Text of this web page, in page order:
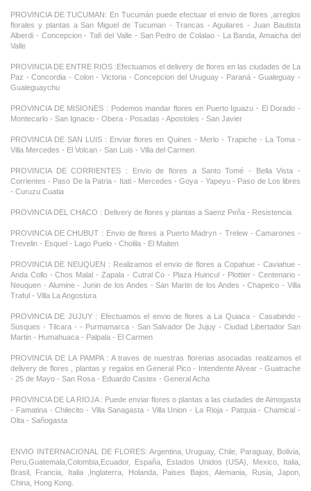
PROVINCIA DE TUCUMAN: En Tucumán puede efectuar el envio de flores ,arreglos
florales y plantas a San Miguel de Tucuman - Trancas - Aguilares - Juan Bautista
Alberdi - Concepcion - Tafi del Valle - San Pedro de Colalao - La Banda, Amaicha del
Valle
PROVINCIA DE ENTRE RIOS :Efectuamos el delivery de flores en las ciudades de La
Paz - Concordia - Colon - Victoria - Concepcion del Uruguay - Paraná - Gualeguay -
Gualeguaychu
PROVINCIA DE MISIONES : Podemos mandar flores en Puerto Iguazu - El Dorado -
Montecarlo - San Ignacio - Obera - Posadas - Apostoles - San Javier
PROVINCIA DE SAN LUIS : Enviar flores en Quines - Merlo - Trapiche - La Toma -
Villa Mercedes - El Volcan - San Luis - Villa del Carmen
PROVINCIA DE CORRIENTES : Envio de flores a Santo Tomé - Bella Vista -
Corrientes - Paso De la Patria - Itati - Mercedes - Goya - Yapeyu - Paso de Los libres
- Curuzu Cuatia
PROVINCIA DEL CHACO : Delivery de flores y plantas a Saenz Peña - Resistencia
PROVINCIA DE CHUBUT : Envio de flores a Puerto Madryn - Trelew - Camarones -
Trevelin - Esquel - Lago Puelo - Cholila - El Maiten
PROVINCIA DE NEUQUEN : Realizamos el envio de flores a Copahue - Caviahue -
Anda Collo - Chos Malal - Zapala - Cutral Co - Plaza Huincul - Plottier - Centenario -
Neuquen - Alumine - Junin de los Andes - San Martin de los Andes - Chapelco - Villa
Traful - Villa La Angostura
PROVINCIA DE JUJUY : Efectuamos el envio de flores a La Quiaca - Casabindo -
Susques - Tilcara - - Purmamarca - San Salvador De Jujuy - Ciudad Libertador San
Martin - Humahuaca - Palpala - El Carmen
PROVINCIA DE LA PAMPA : A traves de nuestras florerias asociadas realizamos el
delivery de flores , plantas y regalos en General Pico - Intendente Alvear - Guatrache
- 25 de Mayo - San Rosa - Eduardo Castex - General Acha
PROVINCIA DE LA RIOJA : Puede enviar flores o plantas a las ciudades de Aimogasta
- Famatina - Chilecito - Villa Sanagasta - Villa Union - La Rioja - Patquia - Chamical -
Olta - Sañogasta
ENVIO INTERNACIONAL DE FLORES: Argentina, Uruguay, Chile, Paraguay, Bolivia,
Peru,Guatemala,Colombia,Ecuador, España, Estados Unidos (USA), Mexico, Italia,
Brasil, Francia, Italia ,Inglaterra, Holanda, Paises Bajos, Alemania, Rusia, Japon,
China, Hong Kong.